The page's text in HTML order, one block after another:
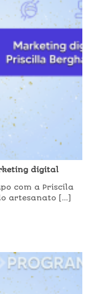
digital
com a Priscila
artesanato [...]